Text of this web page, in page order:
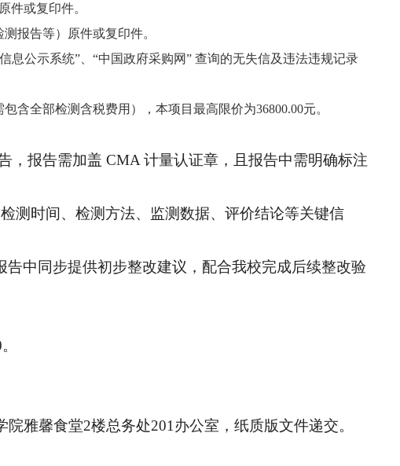
件或复印件。
报告等）原件或复印件。
息公示系统”、“中国政府采购网” 查询的无失信及违法违规记录
含全部检测含税费用），本项目最高限价为36800.00元。
，报告需加盖 CMA 计量认证章，且报告中需明确标注
测时间、检测方法、监测数据、评价结论等关键信
中同步提供初步整改建议，配合我校完成后续整改验
院雅馨食堂2楼总务处201 办公室 ，纸质版文件递交。